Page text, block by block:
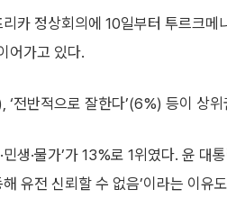
카 정상회의에 10일부터 투르크메
어가고 있다.
‘전반적으로 잘한다’(6%) 등이 상
생·물가’가 13%로 1위였다. 윤
유전 신뢰할 수 없음’이라는 이유